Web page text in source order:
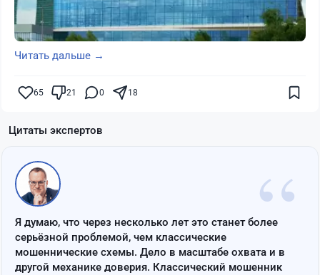
Читать дальше →
65 21 0 18
Цитаты экспертов
“
Я думаю, что через несколько лет это станет более
серьёзной проблемой, чем классические
мошеннические схемы. Дело в масштабе охвата и в
другой механике доверия. Классический мошенник